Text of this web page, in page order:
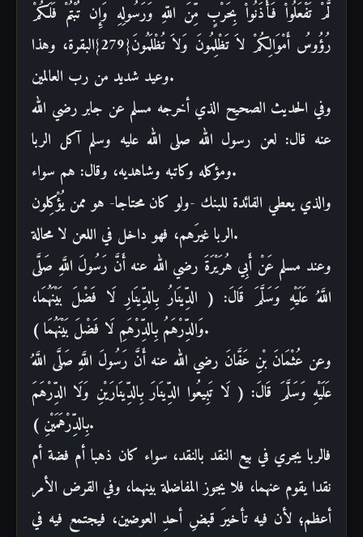
لَّمْ تَفْعَلُواْ فَأْذَنُواْ بِحَرْبٍ مِّنَ اللّهِ وَرَسُولِهِ وَإِن تُبْتُمْ فَلَكُمْ
رُؤُوسُ أَمْوَالِكُمْ
لاَ تَظْلِمُونَ وَلاَ تُظْلَمُونَ{279}البقرة، وهذا
وعيد شديد من رب العالمين
.
وفي الحديث الصحيح الذي أخرجه مسلم عن جابر رضي الله
عنه قال: لعن رسول الله صلى الله عليه وسلم آكل الربا
ومؤكله وكاتبه وشاهديه، وقال: هم سواء
.
والذي يعطي الفائدة للبنك -ولو كان محتاجا- هو ممن يُؤْكِلون
الرباغيرَهم، فهو داخل في اللعن لا محالة
.
وعند مسلم عَنْ أَبِي هُرَيْرَةَ رضي الله عنه أَنَّ رَسُولَ اللَّهِ صَلَّى
اللَّهُ عَلَيْهِ وَسَلَّمَ قَالَ: ( الدِّينَارُ بِالدِّينَارِ لَا فَضْلَ بَيْنَهُمَا،
وَالدِّرْهَمُ بِالدِّرْهَمِ لَا فَضْلَ بَيْنَهُمَا
).
وعن عُثْمَانَ بْنِ عَفَّانَ رضي الله عنه أَنَّ رَسُولَ اللَّهِ صَلَّى اللَّهُ
عَلَيْهِ وَسَلَّمَ قَالَ: ( لَا تَبِيعُوا الدِّينَارَ بِالدِّينَارَيْنِ وَلَا الدِّرْهَمَ
بِالدِّرْهَمَيْنِ).
فالربا يجري في بيع النقد بالنقد، سواء كان ذهبا أم فضة أم
نقدا يقوم عنهما، فلا يجوز المفاضلة بينهما، وفي القرض الأمر
أعظم؛ لأن فيه تأخيرَ قبضِ أحدِ العوضين، فيجتمع فيه في